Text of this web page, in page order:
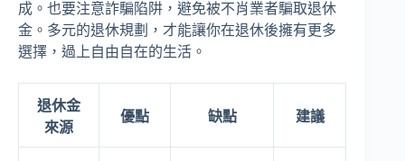
成。也要注意詐騙陷阱，避免被不肖業者騙取退休
金。多元的退休規劃，才能讓你在退休後擁有更多
選擇，過上自由自在的生活。
退休金
來源
優點 缺點 建議